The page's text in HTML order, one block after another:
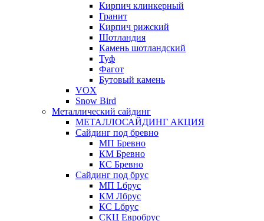
Кирпич клинкерный
Гранит
Кирпич рижский
Шотландия
Камень шотландский
Туф
Фагот
Бутовый камень
VOX
Snow Bird
Металлический сайдинг
МЕТАЛЛОСАЙДИНГ АКЦИЯ
Сайдинг под бревно
МП Бревно
КМ Бревно
КС Бревно
Сайдинг под брус
МП Lбрус
КМ Лбрус
КС Lбрус
СКЦ Евробрус